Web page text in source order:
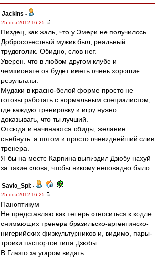
Jackins -
25 ноя 2012 16:25
Пиздец, как жаль, что у Эмери не получилось.
Добросовестный мужик был, реальный
трудоголик. Обидно, слов нет.
Уверен, что в любом другом клубе и
чемпионате он будет иметь очень хорошие
результаты.
Мудаки в красно-белой форме просто не
готовы работать с нормальным специалистом,
где каждую тренировку и игру нужно
доказывать, что ты лучший.
Отсюда и начинаются обиды, желание
съебнуть, а потом и просто очевиднейший слив
тренера.
Я бы на месте Карпина выпиздил Дзюбу нахуй
за такие слова, чтобы никому неповадно было.
Savio_Spb -
25 ноя 2012 16:25
Паноптикум
Не представляю как теперь относиться к кодле
снимающих тренера бразильско-аргентинско-
нигерийских физкультурников и, видимо, пары-
тройки паспортов типа Дзюбы.
В Глазго за угаром видать...